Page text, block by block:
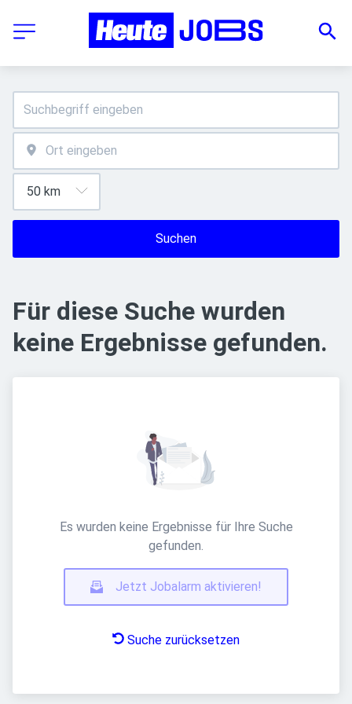
Suchen
Für diese Suche wurden
keine Ergebnisse gefunden.
Es wurden keine Ergebnisse für Ihre Suche
gefunden.
Jetzt Jobalarm aktivieren!
Suche zurücksetzen